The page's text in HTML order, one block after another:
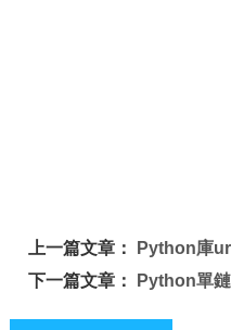
上一篇文章：
Python庫
下一篇文章：
Python單